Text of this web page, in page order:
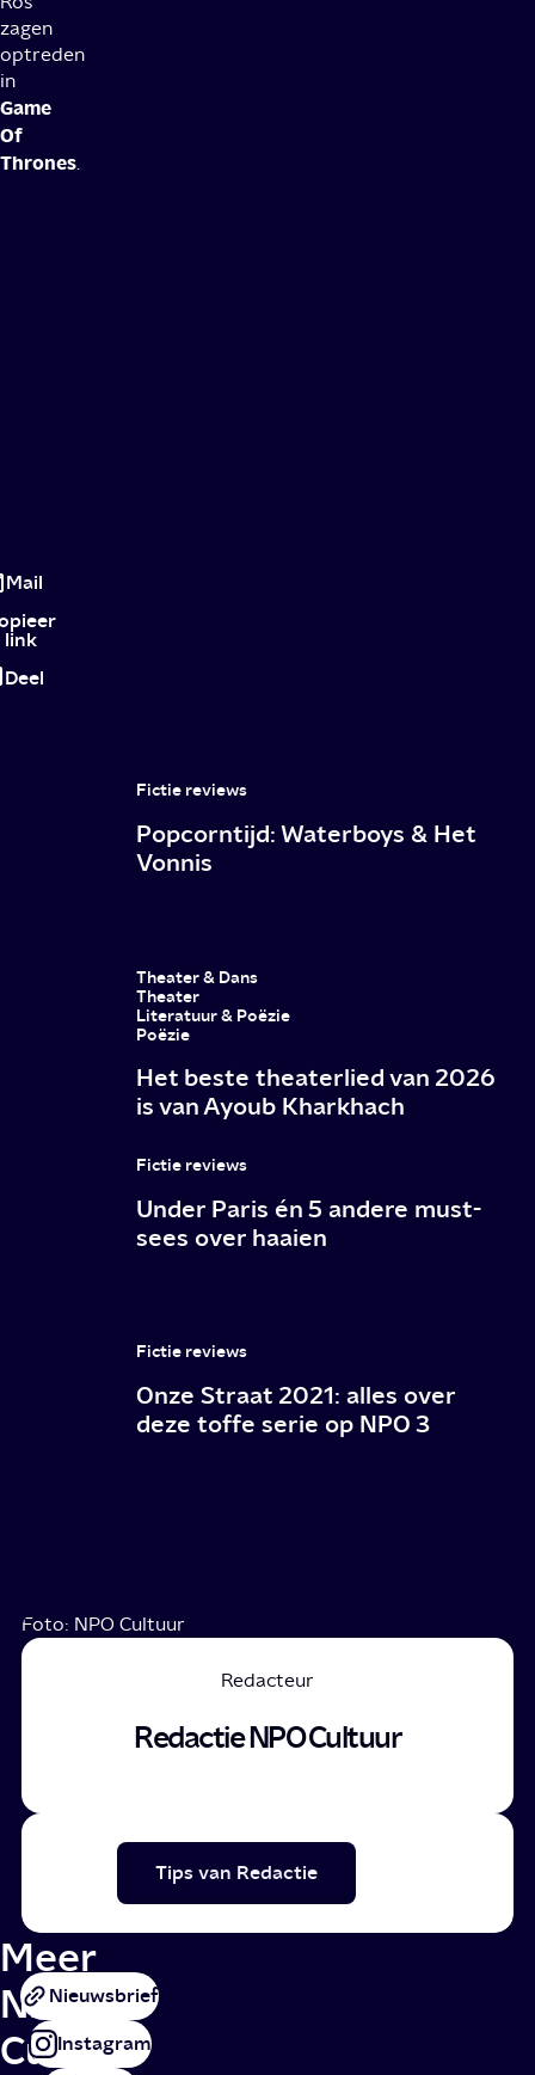
zagen
optreden
in
Game
Of
Thrones.
S01E05
Mail
link
Deel
Fictie reviews
Popcorntijd: Waterboys & Het
Vonnis
Theater & Dans
Theater
Literatuur & Poëzie
Poëzie
Het beste theaterlied van 2026
is van Ayoub Kharkhach
Fictie reviews
Under Paris én 5 andere must-
sees over haaien
Fictie reviews
Onze Straat 2021: alles over
deze toffe serie op NPO 3
Foto: NPO Cultuur
Redacteur
Redactie NPO Cultuur
Tips van Redactie
Meer
NPO
Cultuur
Nieuwsbrief
Instagram